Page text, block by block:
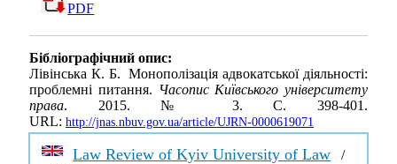
PDF
Бібліографічний опис:
Лівінська К. Б. Монополізація адвокатської діяльності:
проблемні питання. Часопис Київського університету
права. 2015. № 3. С. 398-401.
URL: http://jnas.nbuv.gov.ua/article/UJRN-0000619071
Law Review of Kyiv University of Law /